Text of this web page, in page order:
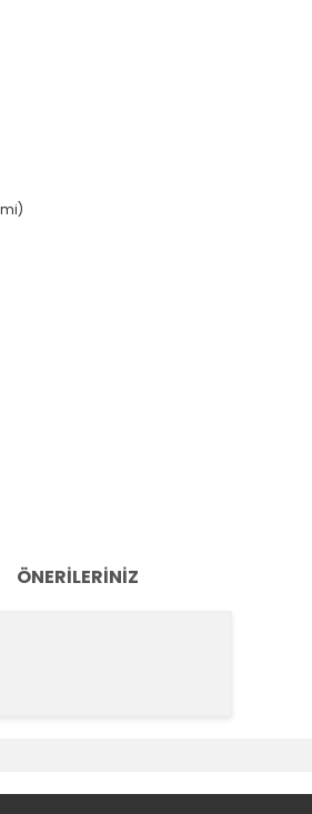
ÖNERILERINIZ